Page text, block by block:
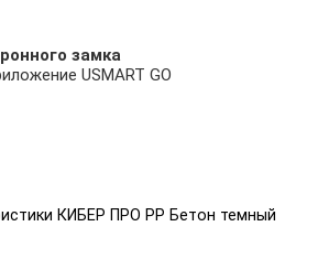
замка
USMART GO
КИБЕР ПРО PP Бетон темный